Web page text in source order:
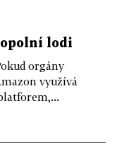
lodi
orgány
využívá